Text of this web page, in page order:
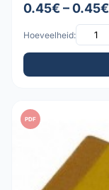
0.45€ – 0.45€
Hoeveelheid:
PDF